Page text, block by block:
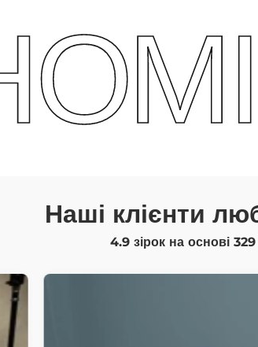
Наші клієнти
4.9 зірок на основі 329